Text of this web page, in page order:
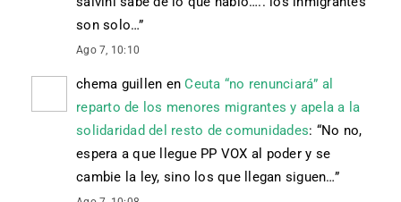
son solo…”
Ago 7, 10:10
chema guillen enCeuta “no renunciará” al
reparto de los menores migrantes y apela a la
solidaridad del resto de comunidades: “No no,
espera a que llegue PP VOX al poder y se
cambie la ley, sino los que llegan siguen…”